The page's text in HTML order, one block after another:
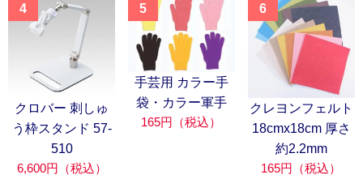
4
クロバー 刺しゅ
う枠スタンド 57-
510
6,600円（税込）
5
手芸用 カラー手
袋・カラー軍手
165円（税込）
6
クレヨンフェルト
18cmx18cm 厚さ
約2.2mm
165円（税込）